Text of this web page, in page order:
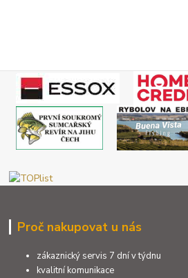
Proč nakupovat u nás
zákaznický servis 7 dní v týdnu
kvalitní komunikace